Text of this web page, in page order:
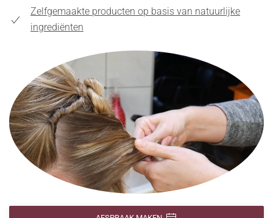
Zelfgemaakte producten op basis van natuurlijke
ingrediënten